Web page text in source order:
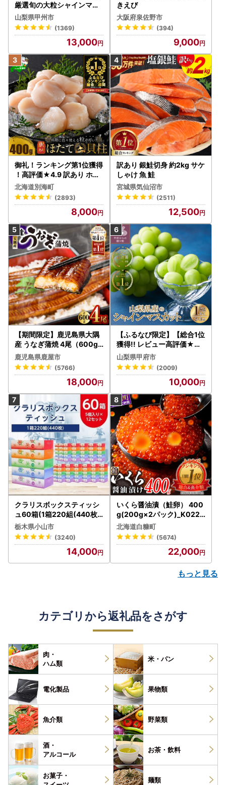
厳選旬の大粒シャインマス
カット 約1.3kg 2～3房【2
026年発送】（MG）B12-
472 FN-Limited-VO シャ
インマスカット フルーツ
山梨県甲州市
(1369)
13,000
きえび
大阪府泉佐野市
(394)
9,000
御礼！ランキング第1位獲得
！高評価★4.9 訳あり ホタ
テ 400g（ほたて 帆立 貝柱
冷凍 ）
北海道別海町
(2893)
8,000
訳あり 銀鮭切身 約2kg サケ
しゃけ 魚 鮭
宮城県気仙沼市
(2511)
12,500
【期間限定】鹿児島県大隅
産 うなぎ蒲焼 4尾（600g
） KN007-004-04-cp18
うなぎ 鰻 魚 惣菜 総菜
鹿児島県鹿屋市
(5766)
18,000
【ふるなび限定】【総合1位
獲得!! レビュー高評価★】
〈2026年度配送分〉山梨
県産 シャインマスカット 2
～3房（1.0kg以上）シャイ
ン フルーツ FN-Limited-S
P
山梨県甲府市
(2009)
10,000
クラリスボックスティッシ
ュ60箱(1箱220組(440枚))
(5個入り×12セット)【配送
不可地域：離島・沖縄県】
【1256759】
栃木県小山市
(3240)
14,000
いくら醤油漬（鮭卵） 400
g(200g×2パック)_K022-
1676
北海道白糠町
(5674)
22,000
もっと見る
カテゴリから返礼品をさがす
肉・
ハム類
米・パン
電化製品 果物類
魚介類 野菜類
酒・
アルコール
お茶・ 飲料
お菓子・
麺類